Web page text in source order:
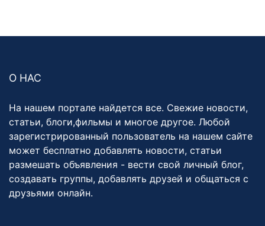
О НАС
На нашем портале найдется все. Свежие новости,
статьи, блоги,фильмы и многое другое. Любой
зарегистрированный пользователь на нашем сайте
может бесплатно добавлять новости, статьи
размешать объявления - вести свой личный блог,
создавать группы, добавлять друзей и общаться с
друзьями онлайн.